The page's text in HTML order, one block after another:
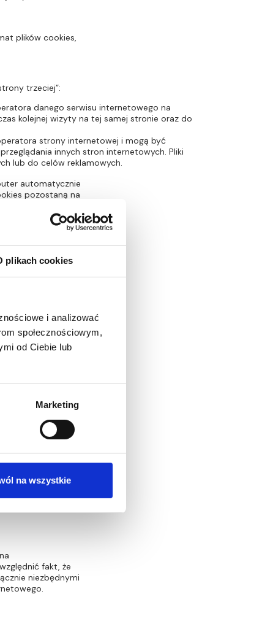
plikach cookies
i analizować
społecznościowym,
od Ciebie lub
Marketing
na wszystkie
plików cookies,
trzeciej”:
danego serwisu internetowego na
kolejnej wizyty na tej samej stronie oraz do
strony internetowej i mogą być
innych stron internetowych. Pliki
lub do celów reklamowych.
automatycznie
pozostaną na
także inne pliki
internetowych
otrzymywać pliki
plików cookies
prywatności
informację na
z tym, jak
fakt, że
niezbędnymi